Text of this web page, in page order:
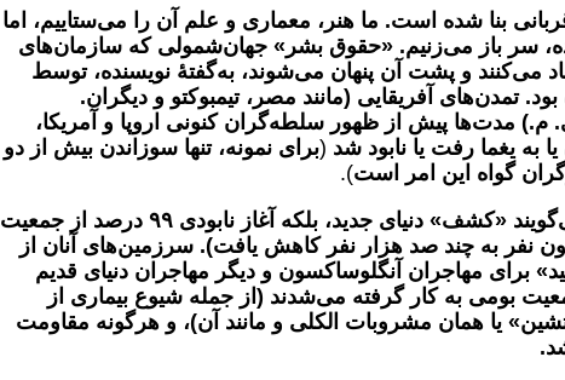
بنا شده است. ما هنر، معماری و علم آن را می‌ستاییم، اما
سر باز می‌زنیم. «حقوق بشر» جهان‌شمولی که سازمان‌های
می‌کنند و پشت آن پنهان می‌شوند، به‌گفتۀ نویسنده، توسط
تمدن‌های آفریقایی (مانند مصر، تیمبوکتو و دیگران.
مدت‌ها پیش از ظهور سلطه‌گران کنونی اروپا و آمریکا،
به یغما رفت یا نابود شد (برای نمونه، تنها سوزاندن بیش از دو
گواه این امر است).
«کشف» دنیای جدید، بلکه آغاز نابودی۹۹ درصد از جمعیت
نفر به چند صد هزار نفر کاهش یافت). سرزمین‌های آنان از
برای مهاجران آنگلوساکسون و دیگر مهاجران دنیای قدیم
بومی به کار گرفته می‌شدند (از جمله شیوع بیماری از
یا همان مشروبات الکلی و مانند آن)، و هرگونه مقاومت
.